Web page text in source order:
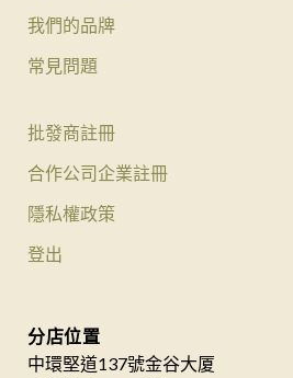
我們的品牌
常見問題
批發商註冊
合作公司企業註冊
隱私權政策
登出
分店位置
中環堅道137號金谷大厦